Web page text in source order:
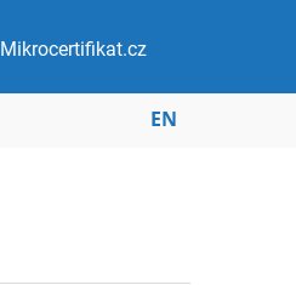
Mikrocertifikat.cz
EN